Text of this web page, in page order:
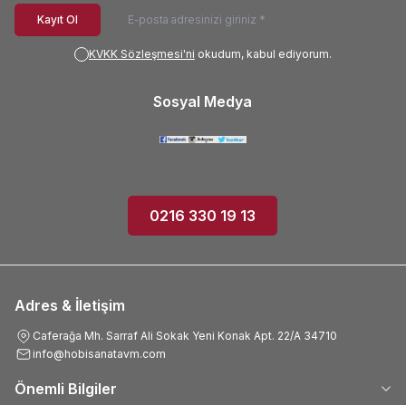
Kayıt Ol
KVKK Sözleşmesi'ni okudum, kabul ediyorum.
Sosyal Medya
0216 330 19 13
Adres & İletişim
Caferağa Mh. Sarraf Ali Sokak Yeni Konak Apt. 22/A 34710
info@hobisanatavm.com
Önemli Bilgiler